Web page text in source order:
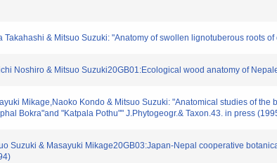
Takahashi & Mitsuo Suzuki: "Anatomy of swollen lignotuberous roots
Noshiro & Mitsuo Suzuki20GB01:Ecological wood anatomy of
Mikage,Naoko Kondo & Mitsuo Suzuki: "Anatomical studies of
Bokra"and "Katpala Pothu"" J.Phytogeogr.& Taxon.43. in press
Suzuki & Masayuki Mikage20GB03:Japan-Nepal cooperative